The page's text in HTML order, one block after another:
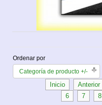
Ordenar por
Categoría de producto +/-
Inicio Anterior
6
7 8